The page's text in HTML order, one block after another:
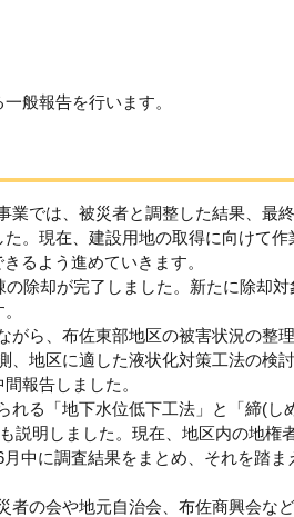
般報告を行います。
業では、被災者と調整した結果、最
。現在、建設用地の取得に向けて作
るよう進めていきます。
除却が完了しました。新たに除却対
がら、布佐東部地区の被害状況の整理
、地区に適した液状化対策工法の検
報告しました。
れる「地下水位低下工法」と「締(し
説明しました。現在、地区内の地権
中に調査結果をまとめ、それを踏ま
者の会や地元自治会、布佐商興会な